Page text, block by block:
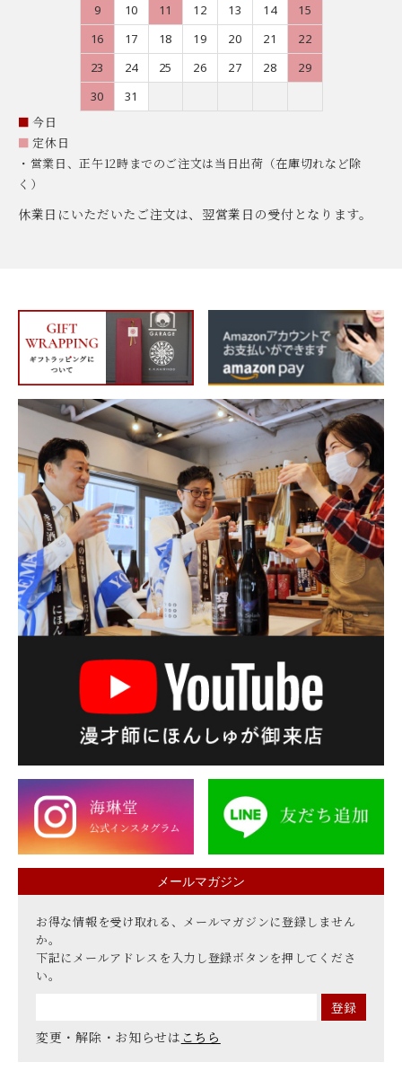
9
10 11 12 13 14
15
16
17 18 19 20 21
22
23
24 25 26 27 28
29
30
31
■ 今日
■ 定休日
・営業日、正午12時までのご注文は当日出荷（在庫切れなど除
く）
休業日にいただいたご注文は、翌営業日の受付となります。
メールマガジン
お得な情報を受け取れる、メールマガジンに登録しません
か。
下記にメールアドレスを入力し登録ボタンを押してくださ
い。
変更・解除・お知らせは こちら